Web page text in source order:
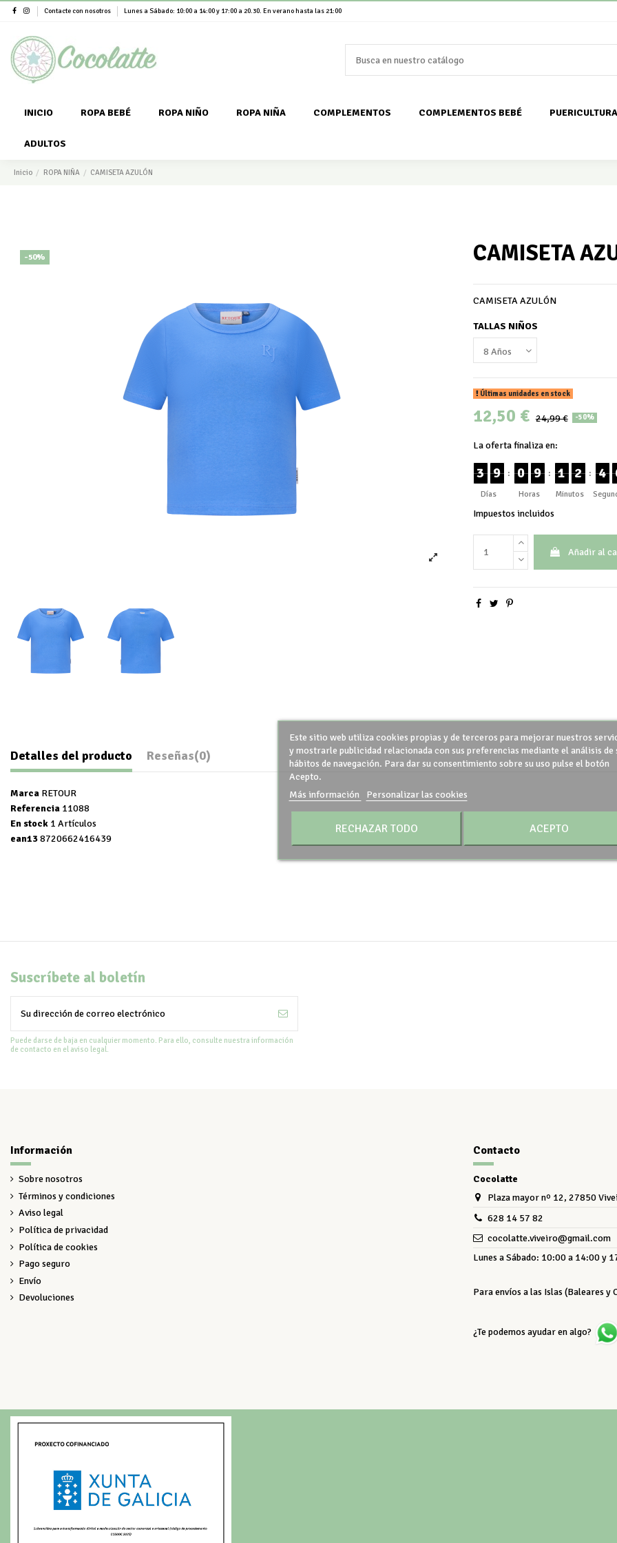
Contacte con nosotros Lunes a Sábado: 10:00 a 14:00 y 17:00 a 20.30. En verano hasta las 21:00
INICIO ROPA BEBÉ ROPA NIÑO ROPA NIÑA COMPLEMENTOS COMPLEMENTOS BEBÉ PUERICULTURA
ADULTOS
Inicio ROPA NIÑA CAMISETA AZULÓN
-50% CAMISETA
CAMISETA AZULÓN
TALLAS NIÑOS
Últimas unidades en stock
12,50 € 24,99 € -50%
La oferta finaliza en:
3 9
Días
: 0 9
Horas
: 1 2
Minutos
: 4
Impuestos incluidos
Añadir al
Detalles del producto Reseñas(0)
Marca RETOUR
Referencia 11088
En stock 1 Artículos
ean138720662416439
Suscríbete al boletín
Puede darse de baja en cualquier momento. Para ello, consulte nuestra información
de contacto en el aviso legal.
Información
Sobre nosotros
Términos y condiciones
Aviso legal
Política de privacidad
Política de cookies
Pago seguro
Envío
Devoluciones
Contacto
Cocolatte
Plaza mayor nº 12, 27850
628 14 57 82
cocolatte.viveiro@gmail.com
Lunes a Sábado: 10:00 a 14:00 y
Para envíos a las Islas (Baleares
¿Te podemos ayudar en algo?
Este sitio web utiliza cookies propias y de terceros para mejorar nuestros
y mostrarle publicidad relacionada con sus preferencias mediante el análisis de
hábitos de navegación. Para dar su consentimiento sobre su uso pulse el botón
Acepto.
Más información
Personalizar las cookies
RECHAZAR TODO ACEPTO